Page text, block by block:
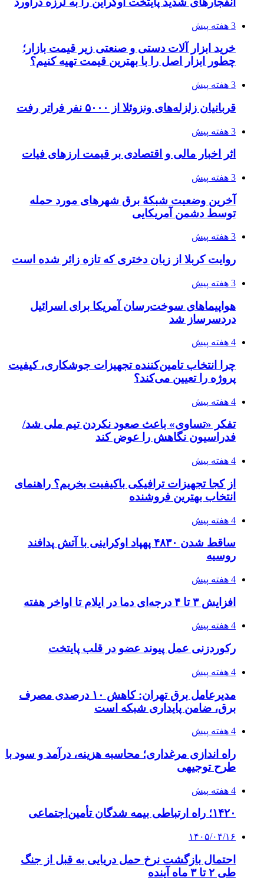
انتخاب بهترین فروشنده
4 هفته پیش
ساقط شدن ۴۸۳۰ پهپاد اوکراینی با آتش پدافند
روسیه
4 هفته پیش
افزایش ۳ تا ۴ درجه‌ای دما در ایلام تا اواخر هفته
4 هفته پیش
رکوردزنی عمل پیوند عضو در قلب پایتخت
4 هفته پیش
مدیرعامل برق تهران: کاهش ۱۰ درصدی مصرف
برق، ضامن پایداری شبکه است
4 هفته پیش
راه اندازی مرغداری؛ محاسبه هزینه، درآمد و سود با
طرح توجیهی
4 هفته پیش
۱۴۲۰؛ راه ارتباطی بیمه شدگان تأمین‌اجتماعی
۱۴۰۵/۰۴/۱۶
احتمال بازگشت نرخ حمل دریایی به قبل از جنگ
طی ۲ تا ۳ ماه آینده
۱۴۰۵/۰۴/۱۵
شکست شاگردان قهرمانی مقابل چین تایپه/ تلاش
برای عنوان یازدهمی
۱۴۰۵/۰۴/۱۵
فروشگاه کتاب DMDBook | خرید کتاب فانتزی،
عاشقانه، دارک رومنس و رمان بدون حذفیات
۱۴۰۵/۰۴/۱۴
راهنمای جامع خرید تجهیزات اندازه گیری؛ چطور
دقیق‌ترین ابزارها را آنلاین بخریم؟
پیوندها
خرید بهترین قهوه | خرید قهوه | قهوه گرنیکا کافی
صندوق طلا
وام فوری
خرید ابزار آلات دستی و صنعتی زیر قیمت بازار؛
چطور ابزار اصل را با بهترین قیمت تهیه کنیم؟
چرا انتخاب تامین‌کننده تجهیزات جوشکاری، کیفیت
پروژه را تعیین می‌کند؟
از کجا تجهیزات ترافیکی باکیفیت بخریم؟ راهنمای
انتخاب بهترین فروشنده
4 هفته پیش